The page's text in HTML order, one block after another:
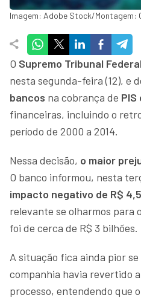
Imagem: Adobe Stock/Montagem:
O Supremo Tribunal Federal
nesta segunda-feira (12), e
bancos na cobrança de PIS
financeiras, incluindo o
período de 2000 a 2014.
Nessa decisão, o maior
O banco informou, nesta
impacto negativo de R$
relevante se olharmos para
foi de cerca de R$ 3 bilhões.
A situação fica ainda pior
companhia havia revertido
processo, entendendo que